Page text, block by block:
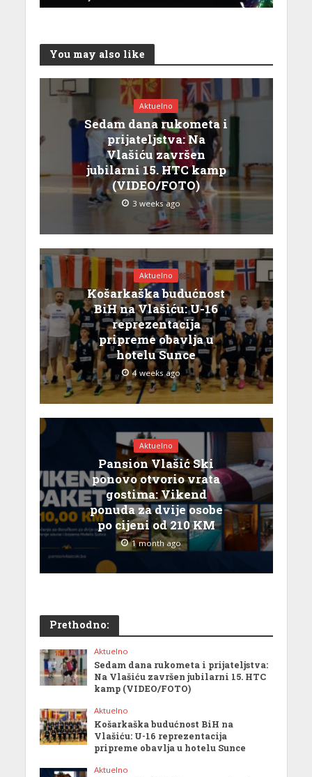
You may also like
Aktuelno
Sedam dana rukometa i
prijateljstva: Na
Vlašiću završen
jubilarni 15. HTC kamp
(VIDEO/FOTO)
3 weeks ago
Aktuelno
Košarkaška budućnost
BiH na Vlašiću: U-16
reprezentacija
pripreme obavlja u
hotelu Sunce
4 weeks ago
Aktuelno
Pansion Vlašić Ski
ponovo otvorio vrata
gostima: Vikend
ponuda za dvije osobe
po cijeni od 210 KM
1 month ago
Prethodno:
Aktuelno
Sedam dana rukometa i prijateljstva:
Na Vlašiću završen jubilarni 15. HTC
kamp (VIDEO/FOTO)
Aktuelno
Košarkaška budućnost BiH na
Vlašiću: U-16 reprezentacija
pripreme obavlja u hotelu Sunce
Aktuelno